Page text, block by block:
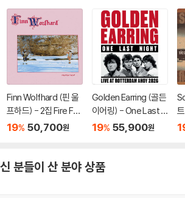
Finn Wolfhard (핀 울
프하드) - 2집 Fire Fro
m The Hip [컬러 LP]
19% 50,700원
Golden Earring (골든
이어링) - One Last N
ight [LP]
19% 55,900원
분들이 산 분야 상품